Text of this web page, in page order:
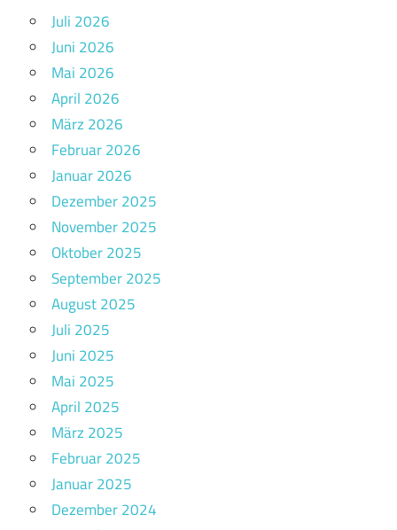
Juli 2026
Juni 2026
Mai 2026
April 2026
März 2026
Februar 2026
Januar 2026
Dezember 2025
November 2025
Oktober 2025
September 2025
August 2025
Juli 2025
Juni 2025
Mai 2025
April 2025
März 2025
Februar 2025
Januar 2025
Dezember 2024